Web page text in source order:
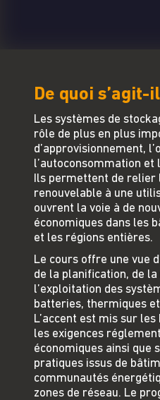
De quoi s’agit-
Les systèmes de
rôle de plus en plus
d’approvisionnement,
l’autoconsommation et
Ils permettent de relier
renouvelable à une
ouvrent la voie à de
économiques dans les
et les régions entières.
Le cours offre une vue
de la planification, de
l’exploitation des
batteries, thermiques
L’accent est mis sur
les exigences
économiques ainsi que
pratiques issus de
communautés
zones de réseau. Le